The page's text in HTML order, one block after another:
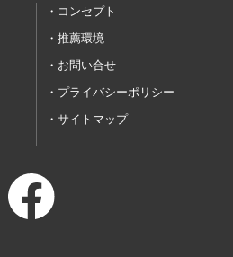
コンセプト
推薦環境
お問い合せ
プライバシーポリシー
サイトマップ